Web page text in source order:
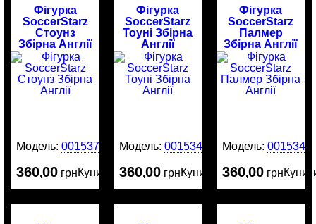
Фігурка
SoccerStarz
Стоунз
Збірна Англії
Модель:0015376
360,00 грнКупити
Фігурка
SoccerStarz
Тоуні Збірна
Англії
Модель:0015342
360,00 грнКупити
Фігурка
SoccerStarz
Палмер
Збірна Англії
Модель: 0015341
360,00 грн